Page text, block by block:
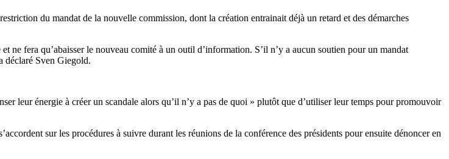
du mandat de la nouvelle commission, dont la création entrainait déjà un retard et des démarches
ne fera qu’abaisser le nouveau comité à un outil d’information. S’il n’y a aucun soutien pour un mandat
déclaré Sven Giegold.
leur énergie à créer un scandale alors qu’il n’y a pas de quoi » plutôt que d’utiliser leur temps pour promouvoir
sur les procédures à suivre durant les réunions de la conférence des présidents pour ensuite dénoncer en